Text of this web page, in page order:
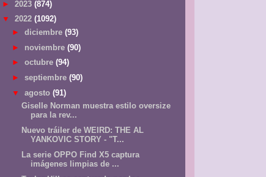
► 2023 (874)
▼ 2022 (1092)
► diciembre (93)
► noviembre (90)
► octubre (94)
► septiembre (90)
▼ agosto (91)
Giselle Norman muestra estilo oversize
para la rev...
Nuevo tráiler de WEIRD: THE AL
YANKOVIC STORY - "T...
La serie OPPO Find X5 captura
imágenes limpias de ...